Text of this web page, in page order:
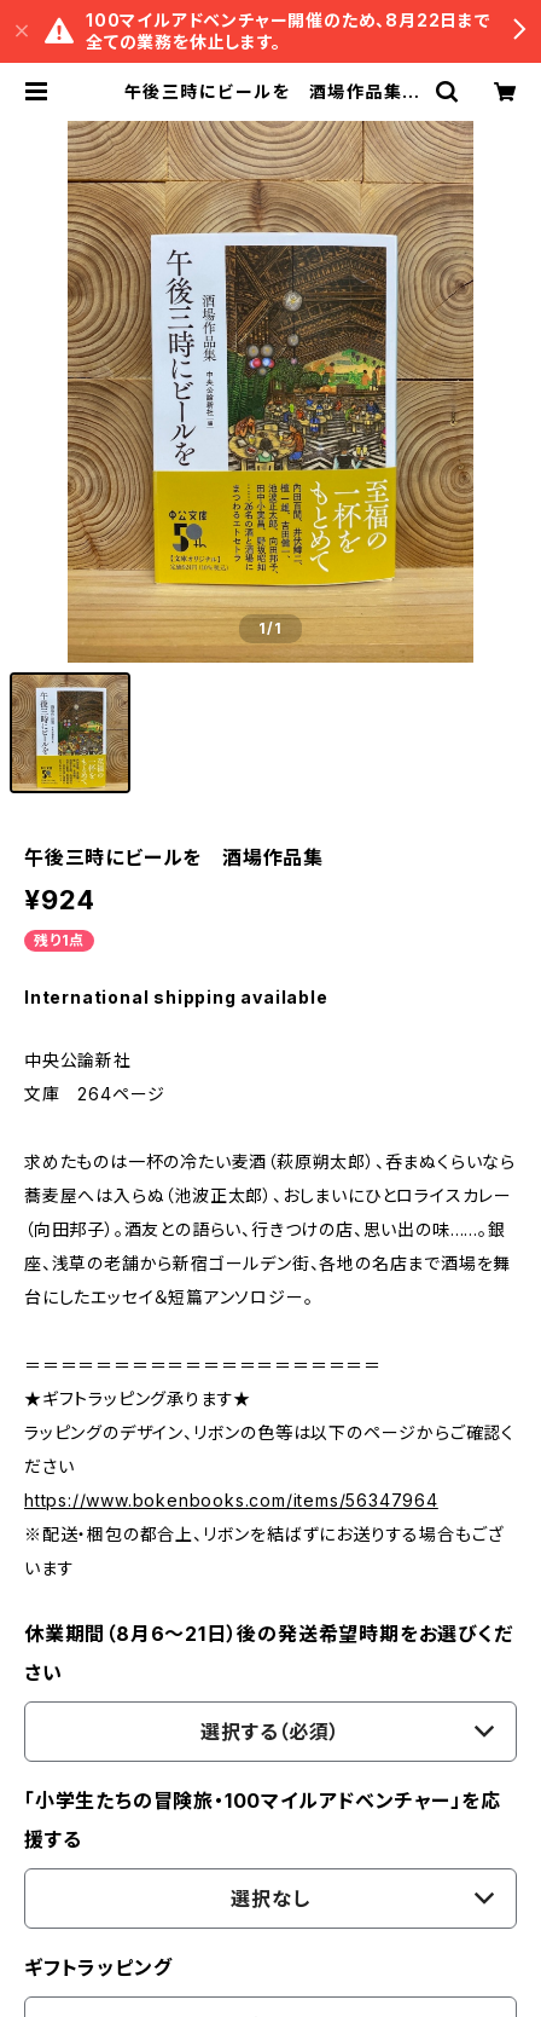
100マイルアドベンチャー開催のため、8月22日まで
全ての業務を休止します。
午後三時にビールを 酒場作品集 |
1/1
午後三時にビールを 酒場作品集
¥924
残り1点
International shipping available
中央公論新社
文庫 264ページ
求めたものは一杯の冷たい麦酒（萩原朔太郎）、呑まぬくらいなら
蕎麦屋へは入らぬ（池波正太郎）、おしまいにひとロライスカレー
（向田邦子）。酒友との語らい、行きつけの店、思い出の味……。銀
座、浅草の老舗から新宿ゴールデン街、各地の名店まで酒場を舞
台にしたエッセイ＆短篇アンソロジー。
＝＝＝＝＝＝＝＝＝＝＝＝＝＝＝＝＝＝＝＝
★ギフトラッピング承ります★
ラッピングのデザイン、リボンの色等は以下のページからご確認く
ださい
https://www.bokenbooks.com/items/56347964
※配送・梱包の都合上、リボンを結ばずにお送りする場合もござ
います
休業期間（8月6〜21日）後の発送希望時期をお選びくだ
さい
選択する（必須）
「小学生たちの冒険旅・100マイルアドベンチャー」を応
援する
選択なし
ギフトラッピング